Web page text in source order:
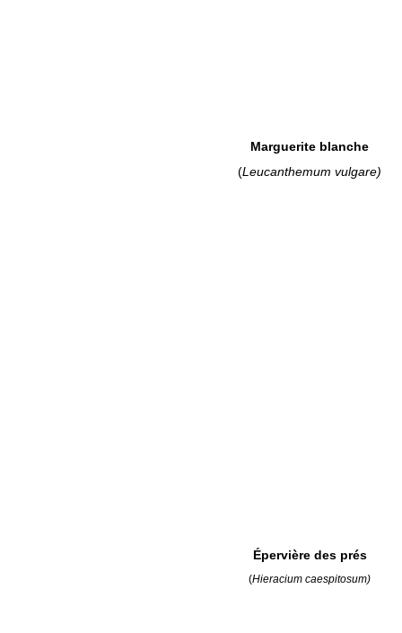
Marguerite blanche
(Leucanthemum vulgare)
Épervière des prés
(Hieracium caespitosum)